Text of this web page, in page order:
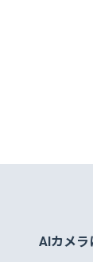
AIカメラ